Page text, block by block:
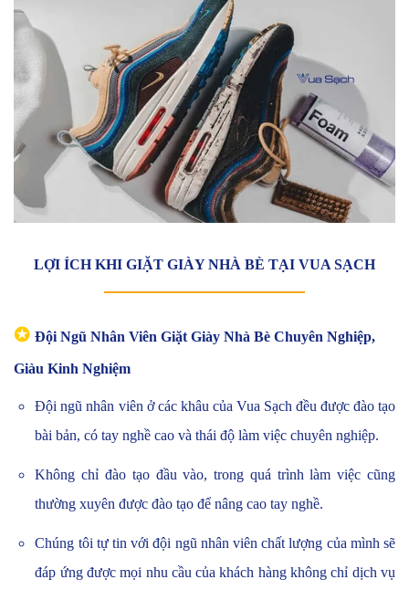
LỢI ÍCH KHI GIẶT GIÀY NHÀ BÈ TẠI VUA SẠCH
✪ Đội Ngũ Nhân Viên Giặt Giày Nhà Bè Chuyên Nghiệp,
Giàu Kinh Nghiệm
Đội ngũ nhân viên ở các khâu của Vua Sạch đều được đào tạo
bài bản, có tay nghề cao và thái độ làm việc chuyên nghiệp.
Không chỉ đào tạo đầu vào, trong quá trình làm việc cũng
thường xuyên được đào tạo để nâng cao tay nghề.
Chúng tôi tự tin với đội ngũ nhân viên chất lượng của mình sẽ
đáp ứng được mọi nhu cầu của khách hàng không chỉ dịch vụ